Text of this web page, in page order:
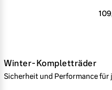
Winter-Kompletträder
Sicherheit und Performance für